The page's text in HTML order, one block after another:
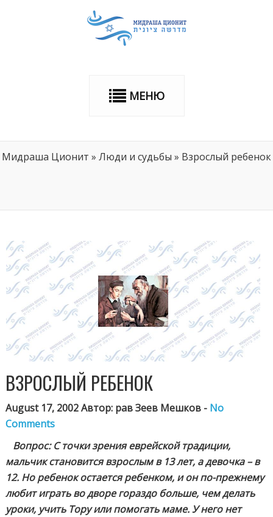
МЕНЮ
Мидраша Ционит » Люди и судьбы » Взрослый ребенок
ВЗРОСЛЫЙ РЕБЕНОК
August 17, 2002 Автор: рав Зеев Мешков - No
Comments
Вопрос: С точки зрения еврейской традиции,
мальчик становится взрослым в 13 лет, а девочка – в
12. Но ребенок остается ребенком, и он по-прежнему
любит играть во дворе гораздо больше, чем делать
уроки, учить Тору или помогать маме. У него нет